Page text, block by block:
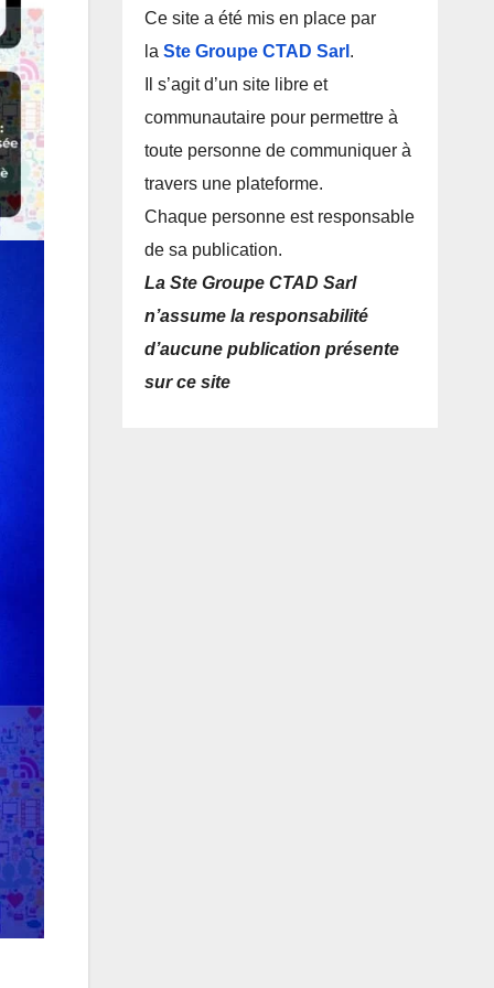
Ce site a été mis en place par
la Ste Groupe CTAD Sarl .
Il s’agit d’un site libre et
communautaire pour permettre à
toute personne de communiquer à
travers une plateforme.
Chaque personne est responsable
de sa publication.
La Ste Groupe CTAD Sarl
n’assume la responsabilité
d’aucune publication présente
sur ce site